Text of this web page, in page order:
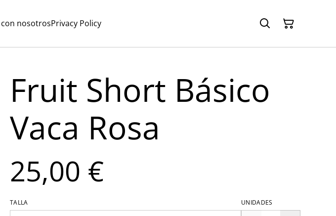
nosotrosPrivacy Policy
Fruit Short Básico
Vaca Rosa
25,00 €
TALLA UNIDADES